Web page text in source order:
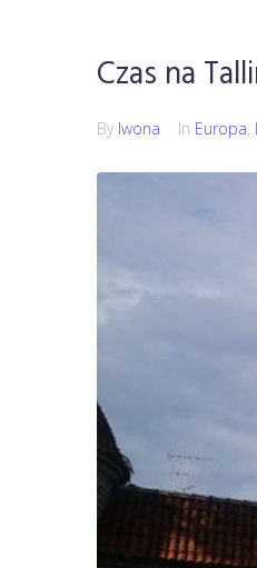
Czas na
By Iwona In Europa,